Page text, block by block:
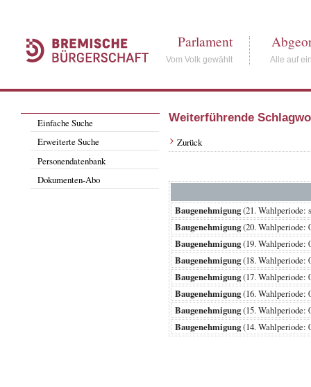
Parlament
Vom Volk gewählt Alle auf
Einfache Suche
Erweiterte Suche
Personendatenbank
Dokumenten-Abo
Weiterführende
Zurück
Baugenehmigung(21.
Baugenehmigung(20.
Baugenehmigung(19.
Baugenehmigung(18.
Baugenehmigung(17.
Baugenehmigung(16.
Baugenehmigung(15.
Baugenehmigung(14.